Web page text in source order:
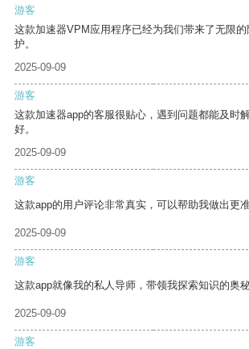
游客
这款加速器VPM应用程序已经为我们带来了无限
护。
2025-09-09
游客
这款加速器app的客服很贴心，遇到问题都能及时
好。
2025-09-09
游客
这款app的用户评论非常真实，可以帮助我做出更准
2025-09-09
游客
这款app就像我的私人导师，带领我探索知识的奥秘
2025-09-09
游客